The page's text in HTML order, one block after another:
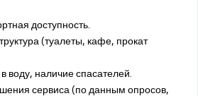
доступность.
(туалеты, кафе, прокат
воду, наличие спасателей.
сервиса (по данным опросов,